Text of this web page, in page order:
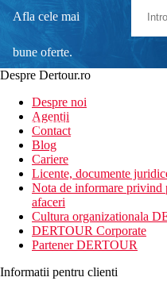
Afla cele mai
bune oferte.
newsletter!
Despre Dertour.ro
Despre noi
Agentii
Contact
Blog
Cariere
Licente, documente
Nota de informare privind
afaceri
Cultura organizationala
DERTOUR Corporate
Partener DERTOUR
Informatii pentru clienti